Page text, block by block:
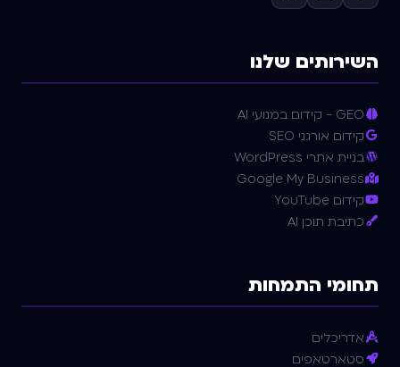
השירותים שלנו
GEO - קידום במנועי AI
קידום אורגני SEO
בניית אתרי WordPress
Google My Business
קידום YouTube
כתיבת תוכן AI
תחומי התמחות
אדריכלים
סטארטאפים